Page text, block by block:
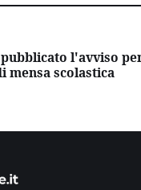
l'avviso
mensa scolastica